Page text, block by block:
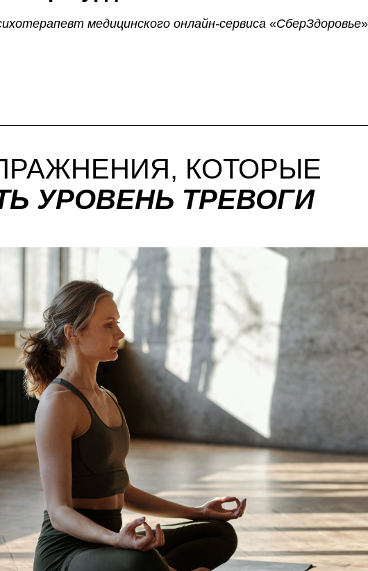
медицинского онлайн-сервиса «СберЗдоровье»
КОТОРЫЕ
УРОВЕНЬ ТРЕВОГИ